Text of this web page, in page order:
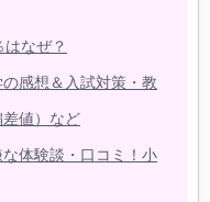
なぜ？
感想＆入試対策・教
値）など
体験談・口コミ！小